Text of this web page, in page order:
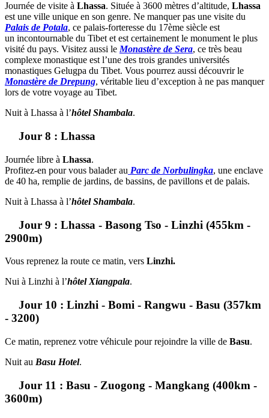
Journée de visite à Lhassa. Située à 3600 mètres d’altitude, Lhassa
est une ville unique en son genre. Ne manquer pas une visite du
Palais de Potala, ce palais-forteresse du 17ème siècle est
un incontournable du Tibet et est certainement le monument le plus
visité du pays. Visitez aussi leMonastère de Sera, ce très beau
complexe monastique est l’une des trois grandes universités
monastiques Gelugpa du Tibet. Vous pourrez aussi découvrir le
Monastère de Drepung, véritable lieu d’exception à ne pas manquer
lors de votre voyage au Tibet.
Nuit à Lhassa à l’hôtel Shambala.
Jour 8 : Lhassa
Journée libre à Lhassa.
Profitez-en pour vous balader au Parc de Norbulingka, une enclave
de 40 ha, remplie de jardins, de bassins, de pavillons et de palais.
Nuit à Lhassa à l’hôtel Shambala.
Jour 9 : Lhassa - Basong Tso - Linzhi (455km -
2900m)
Vous reprenez la route ce matin, vers Linzhi.
Nui à Linzhi à l’hôtel Xiangpala.
Jour 10 : Linzhi - Bomi - Rangwu - Basu (357km
- 3200)
Ce matin, reprenez votre véhicule pour rejoindre la ville de Basu.
Nuit au Basu Hotel.
Jour 11 : Basu - Zuogong - Mangkang (400km -
3600m)